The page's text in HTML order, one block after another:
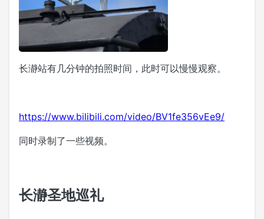
长瀞站有几分钟的拍照时间，此时可以慢慢观察。
https://www.bilibili.com/video/BV1fe356vEe9/
同时录制了一些视频。
长瀞圣地巡礼